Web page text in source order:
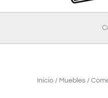
Inicio / Muebles /